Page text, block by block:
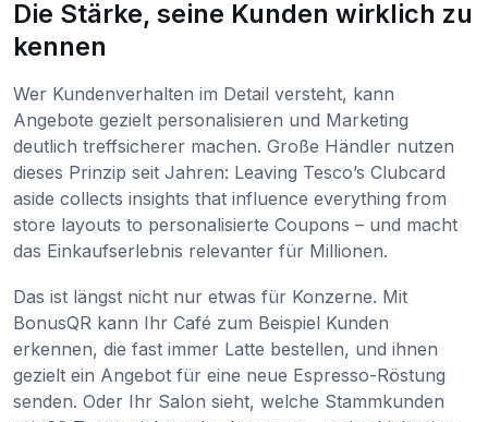
Die Stärke, seine Kunden wirklich zu
kennen
Wer Kundenverhalten im Detail versteht, kann
Angebote gezielt personalisieren und Marketing
deutlich treffsicherer machen. Große Händler nutzen
dieses Prinzip seit Jahren: Leaving Tesco’s Clubcard
aside collects insights that influence everything from
store layouts to personalisierte Coupons – und macht
das Einkaufserlebnis relevanter für Millionen.
Das ist längst nicht nur etwas für Konzerne. Mit
BonusQR kann Ihr Café zum Beispiel Kunden
erkennen, die fast immer Latte bestellen, und ihnen
gezielt ein Angebot für eine neue Espresso-Röstung
senden. Oder Ihr Salon sieht, welche Stammkunden